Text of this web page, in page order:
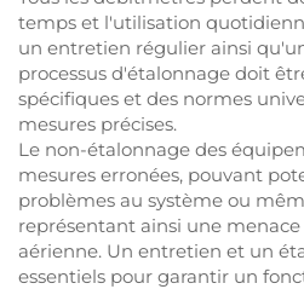
temps et l'utilisation
un entretien régulier ainsi
processus d'étalonnage doit
spécifiques et des normes
mesures précises.
Le non-étalonnage des
mesures erronées, pouvant
problèmes au système ou
représentant ainsi une
aérienne. Un entretien et un
essentiels pour garantir un